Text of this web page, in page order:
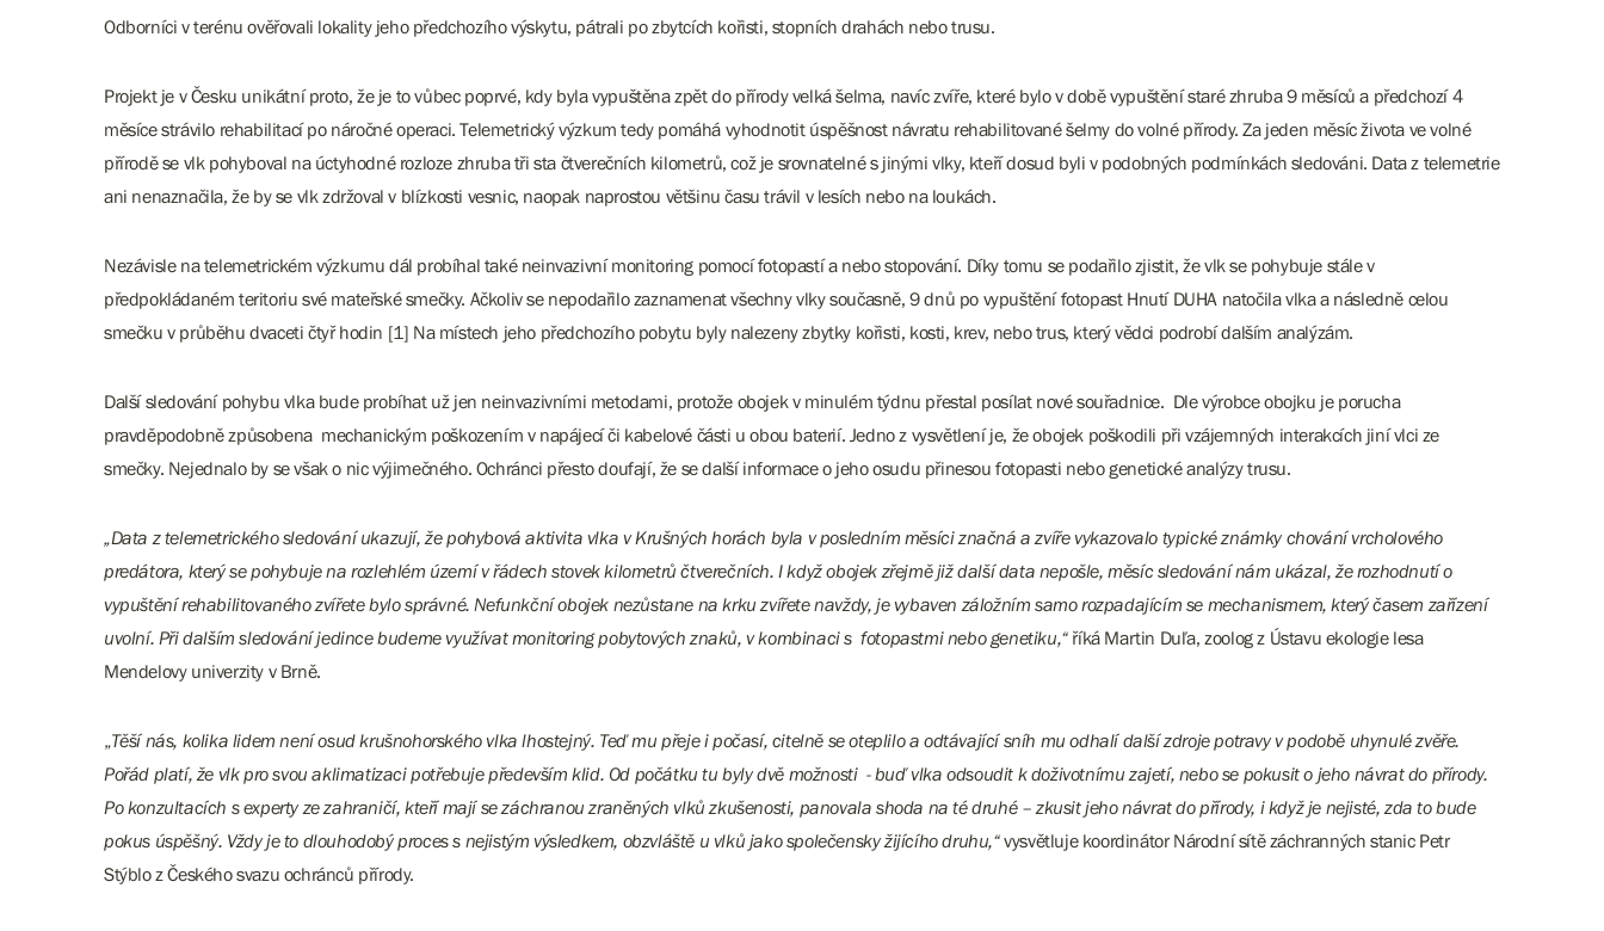
Odborníci v terénu ověřovali lokality jeho předchozího výskytu, pátrali po zbytcích kořisti, stopních drahách nebo trusu.
Projekt je v Česku unikátní proto, že je to vůbec poprvé, kdy byla vypuštěna zpět do přírody velká šelma, navíc zvíře, které bylo v době vypuštění staré zhruba 9 měsíců a předchozí 4
měsíce strávilo rehabilitací po náročné operaci. Telemetrický výzkum tedy pomáhá vyhodnotit úspěšnost návratu rehabilitované šelmy do volné přírody. Za jeden měsíc života ve volné
přírodě se vlk pohyboval na úctyhodné rozloze zhruba tři sta čtverečních kilometrů, což je srovnatelné s jinými vlky, kteří dosud byli v podobných podmínkách sledováni. Data z telemetrie
ani nenaznačila, že by se vlk zdržoval v blízkosti vesnic, naopak naprostou většinu času trávil v lesích nebo na loukách.
Nezávisle na telemetrickém výzkumu dál probíhal také neinvazivní monitoring pomocí fotopastí a nebo stopování. Díky tomu se podařilo zjistit, že vlk se pohybuje stále v
předpokládaném teritoriu své mateřské smečky. Ačkoliv se nepodařilo zaznamenat všechny vlky současně, 9 dnů po vypuštění fotopast Hnutí DUHA natočila vlka a následně celou
smečku v průběhu dvaceti čtyř hodin [1] Na místech jeho předchozího pobytu byly nalezeny zbytky kořisti, kosti, krev, nebo trus, který vědci podrobí dalším analýzám.
Další sledování pohybu vlka bude probíhat už jen neinvazivními metodami, protože obojek v minulém týdnu přestal posílat nové souřadnice. Dle výrobce obojku je porucha
pravděpodobně způsobena mechanickým poškozením v napájecí či kabelové části u obou baterií. Jedno z vysvětlení je, že obojek poškodili při vzájemných interakcích jiní vlci ze
smečky. Nejednalo by se však o nic výjimečného. Ochránci přesto doufají, že se další informace o jeho osudu přinesou fotopasti nebo genetické analýzy trusu.
„Data z telemetrického sledování ukazují, že pohybová aktivita vlka v Krušných horách byla v posledním měsíci značná a zvíře vykazovalo typické známky chování vrcholového
predátora, který se pohybuje na rozlehlém území v řádech stovek kilometrů čtverečních. I když obojek zřejmě již další data nepošle, měsíc sledování nám ukázal, že rozhodnutí o
vypuštění rehabilitovaného zvířete bylo správné. Nefunkční obojek nezůstane na krku zvířete navždy, je vybaven záložním samo rozpadajícím se mechanismem, který časem zařízení
uvolní. Při dalším sledování jedince budeme využívat monitoring pobytových znaků, v kombinaci s fotopastmi nebo genetiku,“říká Martin Duľa, zoolog z Ústavu ekologie lesa
Mendelovy univerzity v Brně.
„Těší nás, kolika lidem není osud krušnohorského vlka lhostejný. Teď mu přeje i počasí, citelně se oteplilo a odtávající sníh mu odhalí další zdroje potravy v podobě uhynulé zvěře.
Pořád platí, že vlk pro svou aklimatizaci potřebuje především klid. Od počátku tu byly dvě možnosti - buď vlka odsoudit k doživotnímu zajetí, nebo se pokusit o jeho návrat do přírody.
Po konzultacích s experty ze zahraničí, kteří mají se záchranou zraněných vlků zkušenosti, panovala shoda na té druhé – zkusit jeho návrat do přírody, i když je nejisté, zda to bude
pokus úspěšný. Vždy je to dlouhodobý proces s nejistým výsledkem, obzvláště u vlků jako společensky žijícího druhu,“vysvětluje koordinátor Národní sítě záchranných stanic Petr
Stýblo z Českého svazu ochránců přírody.